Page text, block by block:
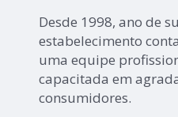
Desde 1998, ano de
estabelecimento
uma equipe
capacitada em
consumidores.